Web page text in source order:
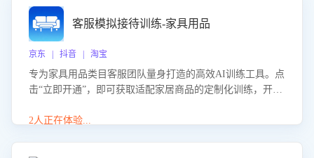
客服模拟接待训练-家具用品
京东 | 抖音 | 淘宝
专为家具用品类目客服团队量身打造的高效AI训练工具。点
击“立即开通”，即可获取适配家居商品的定制化训练，开启
能、尺寸参数咨询等高频场景下的专业应对能力。
2人正在体验...